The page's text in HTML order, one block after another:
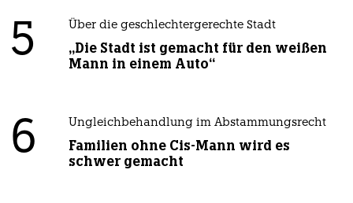
5 Über die geschlechtergerechte Stadt
„Die Stadt ist gemacht für den weißen
Mann in einem Auto“
6 Ungleichbehandlung im Abstammungsrecht
Familien ohne Cis-Mann wird es
schwer gemacht